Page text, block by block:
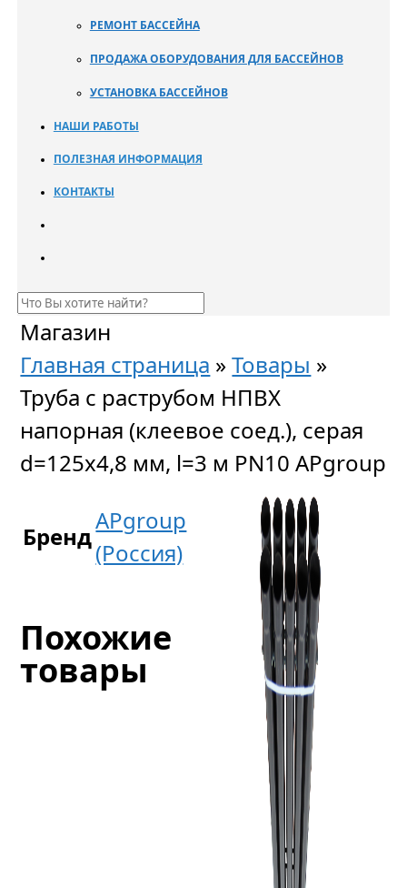
РЕМОНТ БАССЕЙНА
ПРОДАЖА ОБОРУДОВАНИЯ ДЛЯ БАССЕЙНОВ
УСТАНОВКА БАССЕЙНОВ
НАШИ РАБОТЫ
ПОЛЕЗНАЯ ИНФОРМАЦИЯ
КОНТАКТЫ
Магазин
Главная страница »Товары »
Труба с раструбом НПВХ
напорная (клеевое соед.), серая
d=125х4,8 мм, l=3 м PN10 APgroup
Бренд
APgroup
(Россия)
Похожие
товары